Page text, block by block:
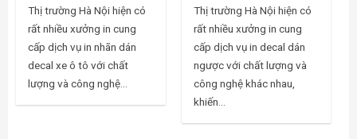
Thị trường Hà Nội hiện có
rất nhiều xưởng in cung
cấp dịch vụ in nhãn dán
decal xe ô tô với chất
lượng và công nghệ...
Thị trường Hà Nội hiện có
rất nhiều xưởng in cung
cấp dịch vụ in decal dán
ngược với chất lượng và
công nghệ khác nhau,
khiến...